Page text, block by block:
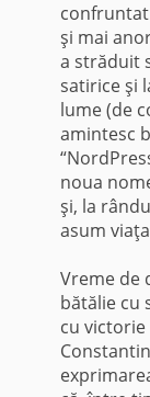
şi mai
a străduit
satirice şi
lume (de
amintesc
noua
şi, la
asum
Vreme de
bătălie cu
cu victorie